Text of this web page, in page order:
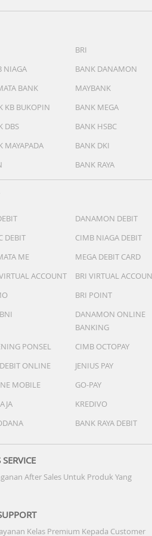
diagonally): 85"(84.6")
STAND (SOUNDBAR POSITION)
x 464 mm
(Gross): Approx. 59 kg
Approx. 44.5 kg
400 x 400 mm
STAND (STANDARD POSITION)
x 464 mm
(W x H x D): Approx. 2028
FAT16/FAT32/exFAT/NTFS
Pr) Input(s): No
Hybrid with S-Center Speaker
No
(ARC): Yes (eARC/ARC)
Input(s): 1(Side)
5GHz(for Wi-Fi Direct: 2.4GHz
BRI
NIAGA
BANK DANAMON
BANK
MAYBANK
KB BUKOPIN
BANK MEGA
DBS
BANK HSBC
MAYAPADA
BANK DKI
BANK RAYA
DANAMON DEBIT
DEBIT
CIMB NIAGA DEBIT
ME
MEGA DEBIT CARD
ACCOUNT
BRI VIRTUAL
BRI POINT
DANAMON ONLINE
BANKING
PONSEL
CIMB OCTOPAY
ONLINE
JENIUS PAY
MOBILE
GO-PAY
KREDIVO
BANK RAYA DEBIT
After Sales Untuk Produk Yang
Kelas Premium Kepada Customer